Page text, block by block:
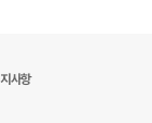
사항